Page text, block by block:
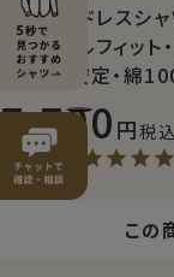
【メンズ・ドレスシ
ナチュラルフィッ
ド・形態安定・綿
7,700 税込
この